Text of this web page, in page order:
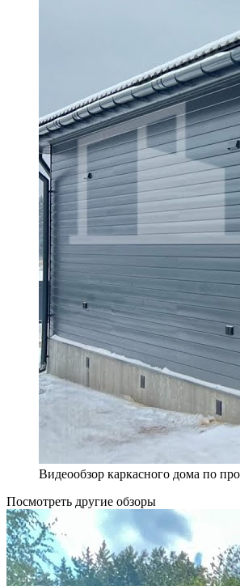
Видеообзор каркасного дома по
Посмотреть другие обзоры